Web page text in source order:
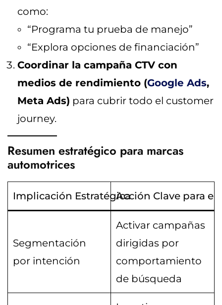
como:
“Programa tu prueba de manejo”
“Explora opciones de financiación”
Coordinar la campaña CTV con
medios de rendimiento (Google Ads,
Meta Ads) para cubrir todo el customer
journey.
Resumen estratégico para marcas
automotrices
Implicación EstratégicaAcción Clave para el
Segmentación
por intención
Activar campañas
dirigidas por
comportamiento
de búsqueda